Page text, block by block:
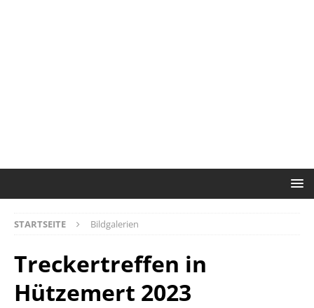
STARTSEITE Bildgalerien
Treckertreffen in
Hützemert 2023